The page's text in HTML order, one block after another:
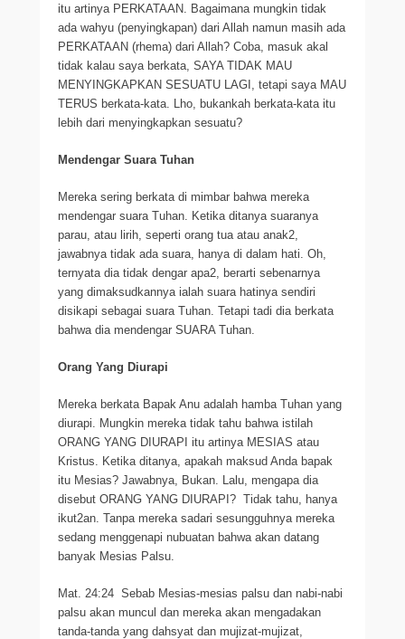
itu artinya PERKATAAN. Bagaimana mungkin tidak
ada wahyu (penyingkapan) dari Allah namun masih ada
PERKATAAN (rhema) dari Allah? Coba, masuk akal
tidak kalau saya berkata, SAYA TIDAK MAU
MENYINGKAPKAN SESUATU LAGI, tetapi saya MAU
TERUS berkata-kata. Lho, bukankah berkata-kata itu
lebih dari menyingkapkan sesuatu?
Mendengar Suara Tuhan
Mereka sering berkata di mimbar bahwa mereka
mendengar suara Tuhan. Ketika ditanya suaranya
parau, atau lirih, seperti orang tua atau anak2,
jawabnya tidak ada suara, hanya di dalam hati. Oh,
ternyata dia tidak dengar apa2, berarti sebenarnya
yang dimaksudkannya ialah suara hatinya sendiri
disikapi sebagai suara Tuhan. Tetapi tadi dia berkata
bahwa dia mendengar SUARA Tuhan.
Orang Yang Diurapi
Mereka berkata Bapak Anu adalah hamba Tuhan yang
diurapi. Mungkin mereka tidak tahu bahwa istilah
ORANG YANG DIURAPI itu artinya MESIAS atau
Kristus. Ketika ditanya, apakah maksud Anda bapak
itu Mesias? Jawabnya, Bukan. Lalu, mengapa dia
disebut ORANG YANG DIURAPI? Tidak tahu, hanya
ikut2an. Tanpa mereka sadari sesungguhnya mereka
sedang menggenapi nubuatan bahwa akan datang
banyak Mesias Palsu.
Mat. 24:24 Sebab Mesias-mesias palsu dan nabi-nabi
palsu akan muncul dan mereka akan mengadakan
tanda-tanda yang dahsyat dan mujizat-mujizat,